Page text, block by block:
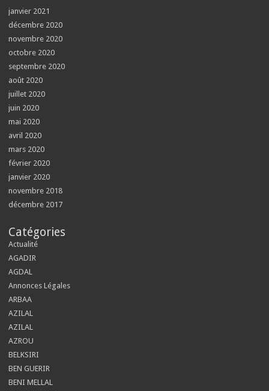
janvier 2021
décembre 2020
novembre 2020
octobre 2020
septembre 2020
août 2020
juillet 2020
juin 2020
mai 2020
avril 2020
mars 2020
février 2020
janvier 2020
novembre 2018
décembre 2017
Catégories
Actualité
AGADIR
AGDAL
Annonces Légales
ARBAA
AZILAL
AZILAL
AZROU
BELKSIRI
BEN GUERIR
BENI MELLAL